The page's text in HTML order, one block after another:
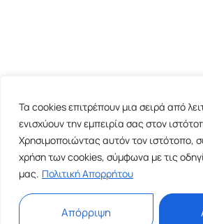
Τα cookies επιτρέπουν μια σειρά από
ενισχύουν την εμπειρία σας στον
Χρησιμοποιώντας αυτόν τον ιστότοπο,
χρήση των cookies, σύμφωνα με τις
μας. Πολιτική Απορρήτου
Απόρριψη